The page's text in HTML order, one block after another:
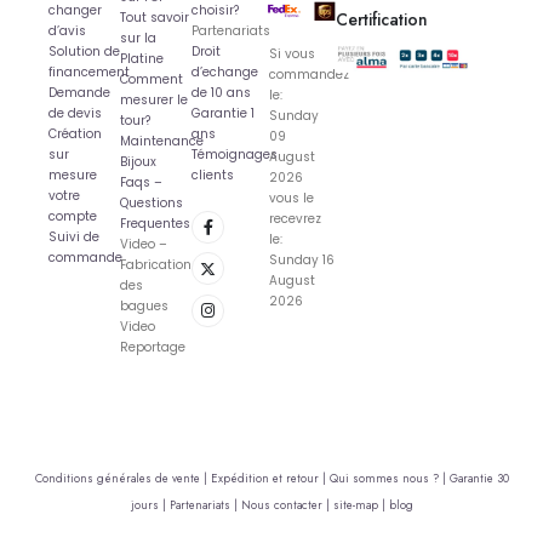
changer
d’avis
Solution de
financement
Demande
de devis
Création
sur
mesure
votre
compte
Suivi de
commande
Tout savoir
sur la
Platine
Comment
mesurer le
tour?
Maintenance
Bijoux
Faqs –
Questions
Frequentes
Video –
Fabrication
des
bagues
Video
Reportage
choisir?
Partenariats
Droit
d’echange
de 10 ans
Garantie 1
ans
Témoignages
clients
Si vous
commandez
le:
Sunday
09
August
2026
vous le
recevrez
le:
Sunday 16
August
2026
Certification
Conditions générales de vente | Expédition et retour | Qui sommes nous ? | Garantie 30
jours |
Partenariats | Nous contacter | site-map | blog